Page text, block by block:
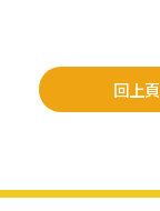
回上頁